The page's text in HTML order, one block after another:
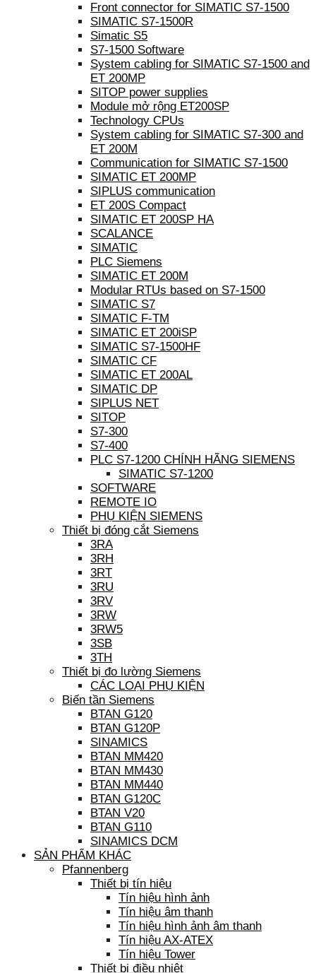
Front connector for SIMATIC S7-1500
SIMATIC S7-1500R
Simatic S5
S7-1500 Software
System cabling for SIMATIC S7-1500 and
ET 200MP
SITOP power supplies
Module mở rộng ET200SP
Technology CPUs
System cabling for SIMATIC S7-300 and
ET 200M
Communication for SIMATIC S7-1500
SIMATIC ET 200MP
SIPLUS communication
ET 200S Compact
SIMATIC ET 200SP HA
SCALANCE
SIMATIC
PLC Siemens
SIMATIC ET 200M
Modular RTUs based on S7-1500
SIMATIC S7
SIMATIC F-TM
SIMATIC ET 200iSP
SIMATIC S7-1500HF
SIMATIC CF
SIMATIC ET 200AL
SIMATIC DP
SIPLUS NET
SITOP
S7-300
S7-400
PLC S7-1200 CHÍNH HÃNG SIEMENS
SIMATIC S7-1200
SOFTWARE
REMOTE IO
PHỤ KIỆN SIEMENS
Thiết bị đóng cắt Siemens
3RA
3RH
3RT
3RU
3RV
3RW
3RW5
3SB
3TH
Thiết bị đo lường Siemens
CÁC LOẠI PHỤ KIỆN
Biến tần Siemens
BTAN G120
BTAN G120P
SINAMICS
BTAN MM420
BTAN MM430
BTAN MM440
BTAN G120C
BTAN V20
BTAN G110
SINAMICS DCM
SẢN PHẨM KHÁC
Pfannenberg
Thiết bị tín hiệu
Tín hiệu hình ảnh
Tín hiệu âm thanh
Tín hiệu hình ảnh âm thanh
Tín hiệu AX-ATEX
Tín hiệu Tower
Thiết bị điều nhiệt